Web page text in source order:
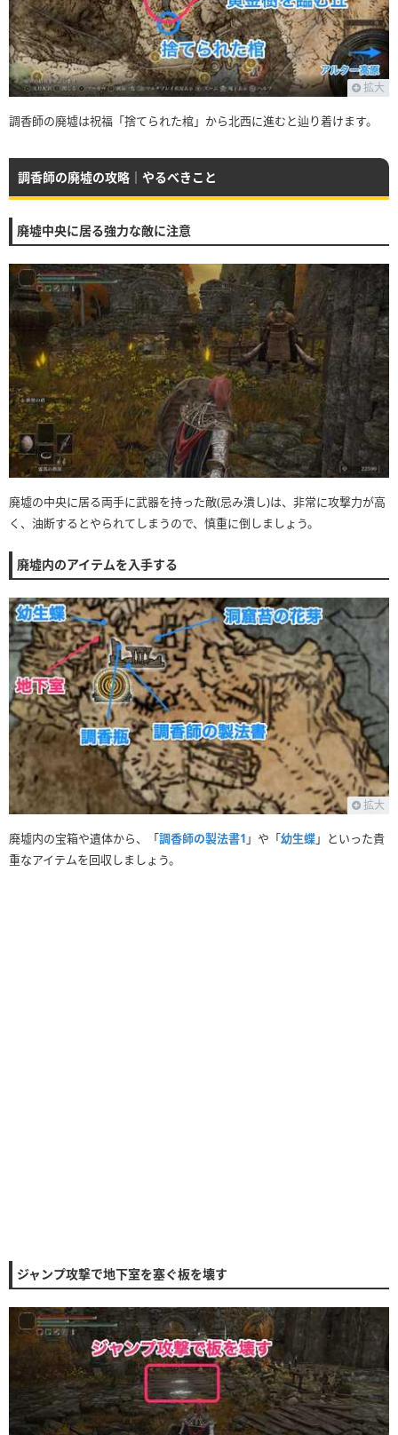
拡大
調香師の廃墟は祝福「捨てられた棺」から北西に進むと辿り着けます。
調香師の廃墟の攻略｜やるべきこと
廃墟中央に居る強力な敵に注意
廃墟の中央に居る両手に武器を持った敵(忌み潰し)は、非常に攻撃力が高
く、油断するとやられてしまうので、慎重に倒しましょう。
廃墟内のアイテムを入手する
拡大
廃墟内の宝箱や遺体から、「調香師の製法書1 」や「幼生蝶」といった貴
重なアイテムを回収しましょう。
ジャンプ攻撃で地下室を塞ぐ板を壊す